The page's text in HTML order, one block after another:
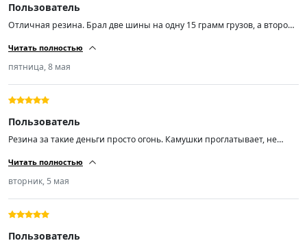
Пользователь
Отличная резина. Брал две шины на одну 15 грамм грузов, а второй
Читать полностью
пятница, 8 мая
Пользователь
Резина за такие деньги просто огонь. Камушки проглатывает, не
самое главное лучше нашей раз в 100.
Читать полностью
вторник, 5 мая
Пользователь